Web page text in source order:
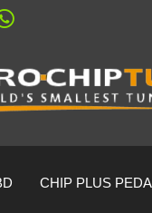
Sprache
CHIP PLUS